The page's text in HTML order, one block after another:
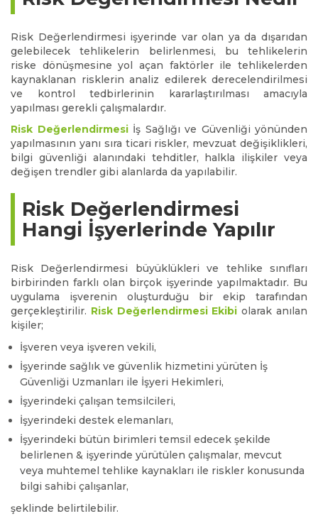
Risk Değerlendirmesi işyerinde var olan ya da dışarıdan
gelebilecek tehlikelerin belirlenmesi, bu tehlikelerin
riske dönüşmesine yol açan faktörler ile tehlikelerden
kaynaklanan risklerin analiz edilerek derecelendirilmesi
ve kontrol tedbirlerinin kararlaştırılması amacıyla
yapılması gerekli çalışmalardır.
Risk Değerlendirmesiİş Sağlığı ve Güvenliği yönünden
yapılmasının yanı sıra ticari riskler, mevzuat değişiklikleri,
bilgi güvenliği alanındaki tehditler, halkla ilişkiler veya
değişen trendler gibi alanlarda da yapılabilir.
Risk Değerlendirmesi
Hangi İşyerlerinde Yapılır
Risk Değerlendirmesi büyüklükleri ve tehlike sınıfları
birbirinden farklı olan birçok işyerinde yapılmaktadır. Bu
uygulama işverenin oluşturduğu bir ekip tarafından
gerçekleştirilir. Risk Değerlendirmesi Ekibi olarak anılan
kişiler;
İşveren veya işveren vekili,
İşyerinde sağlık ve güvenlik hizmetini yürüten İş
Güvenliği Uzmanları ile İşyeri Hekimleri,
İşyerindeki çalışan temsilcileri,
İşyerindeki destek elemanları,
İşyerindeki bütün birimleri temsil edecek şekilde
belirlenen & işyerinde yürütülen çalışmalar, mevcut
veya muhtemel tehlike kaynakları ile riskler konusunda
bilgi sahibi çalışanlar,
şeklinde belirtilebilir.